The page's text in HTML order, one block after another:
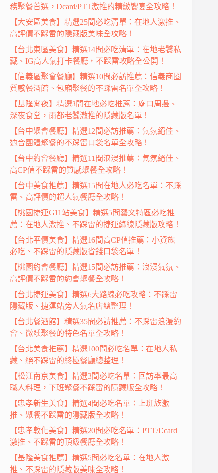
務聚餐首選，Dcard/PTT激推的精緻饗宴全攻略！
【大安區美食】精選25間必吃清單：在地人激推、
高評價不踩雷的隱藏版美味全攻略！
【台北東區美食】精選14間必吃清單：在地老饕私
藏、IG高人氣打卡餐廳，不踩雷攻略全公開！
【信義區聚會餐廳】精選10間必訪推薦：信義商圈
質感餐酒館、包廂聚餐的不踩雷名單全攻略！
【基隆宵夜】精選3間在地必吃推薦：廟口周邊、
深夜食堂，雨都老饕激推的隱藏版名單！
【台中聚會餐廳】精選12間必訪推薦：氣氛絕佳、
適合團體聚餐的不踩雷口袋名單全攻略！
【台中約會餐廳】精選11間浪漫推薦：氣氛絕佳、
高CP值不踩雷的質感聚餐全攻略！
【台中美食推薦】精選15間在地人必吃名單：不踩
雷、高評價的超人氣餐廳全攻略！
【桃園捷運G11站美食】精選5間藝文特區必吃推
薦：在地人激推、不踩雷的捷運綠線隱藏版攻略！
【台北平價美食】精選16間高CP值推薦：小資族
必吃、不踩雷的隱藏版省錢口袋名單！
【桃園約會餐廳】精選15間必訪推薦：浪漫氣氛、
高評價不踩雷的約會聚餐全攻略！
【台北捷運美食】精選6大路線必吃攻略：不踩雷
隱藏版、捷運站旁人氣名店總整理！
【台北餐酒館】精選35間必訪推薦：不踩雷浪漫約
會、微醺聚餐的特色名單全攻略！
【台北美食推薦】精選100間必吃名單：在地人私
藏、絕不踩雷的終極餐廳總整理！
【松江南京美食】精選3間必吃名單：回訪率最高
職人料理，下班聚餐不踩雷的隱藏版全攻略！
【忠孝新生美食】精選4間必吃名單：上班族激
推、聚餐不踩雷的隱藏版全攻略！
【忠孝敦化美食】精選20間必吃名單：PTT/Dcard
激推、不踩雷的頂級餐廳全攻略！
【基隆美食推薦】精選5間必吃名單：在地人激
推、不踩雷的隱藏版美味全攻略！